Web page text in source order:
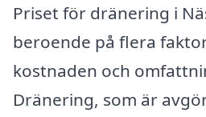
Priset för dränering i
beroende på flera
kostnaden och
Dränering, som är